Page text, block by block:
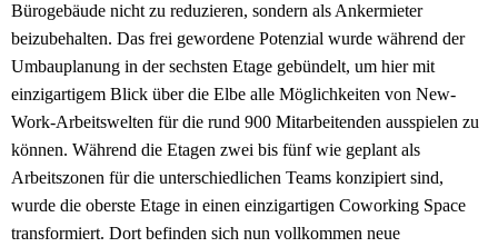
Bürogebäude nicht zu reduzieren, sondern als Ankermieter
beizubehalten. Das frei gewordene Potenzial wurde während der
Umbauplanung in der sechsten Etage gebündelt, um hier mit
einzigartigem Blick über die Elbe alle Möglichkeiten von New-
Work-Arbeitswelten für die rund 900 Mitarbeitenden ausspielen zu
können. Während die Etagen zwei bis fünf wie geplant als
Arbeitszonen für die unterschiedlichen Teams konzipiert sind,
wurde die oberste Etage in einen einzigartigen Coworking Space
transformiert. Dort befinden sich nun vollkommen neue